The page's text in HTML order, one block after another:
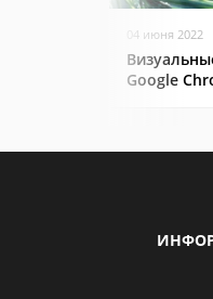
04 июня 2022
Google